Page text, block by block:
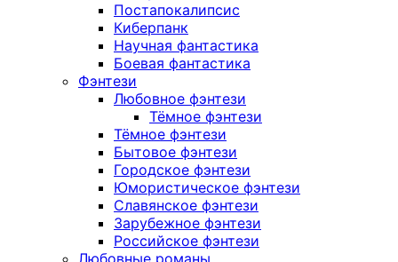
Постапокалипсис
Киберпанк
Научная фантастика
Боевая фантастика
Фэнтези
Любовное фэнтези
Тёмное фэнтези
Тёмное фэнтези
Бытовое фэнтези
Городское фэнтези
Юмористическое фэнтези
Славянское фэнтези
Зарубежное фэнтези
Российское фэнтези
Любовные романы